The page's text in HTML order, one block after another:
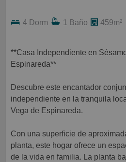
4 Dorm 1 Baño 459m²
**Casa Independiente en Sésamo, Vega de
Espinareda**
Descubre este encantador
independiente en la tranquila
Vega de Espinareda.
Con una superficie de
planta, este hogar ofrece un
de la vida en familia. La planta